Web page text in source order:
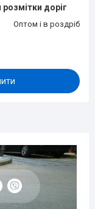
доріг
Оптом і в роздріб